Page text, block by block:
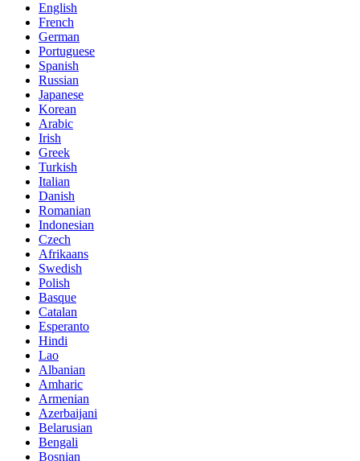
English
French
German
Portuguese
Spanish
Russian
Japanese
Korean
Arabic
Irish
Greek
Turkish
Italian
Danish
Romanian
Indonesian
Czech
Afrikaans
Swedish
Polish
Basque
Catalan
Esperanto
Hindi
Lao
Albanian
Amharic
Armenian
Azerbaijani
Belarusian
Bengali
Bosnian